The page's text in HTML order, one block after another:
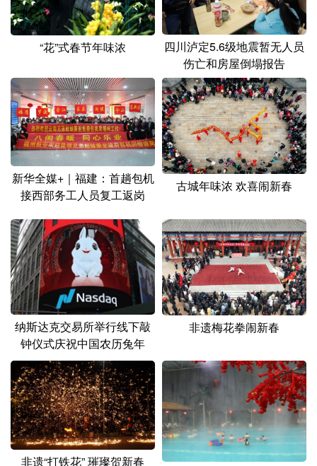
多语种频道
English Español Français عربى
日本語 한국어
Deutsch Português
“花”式春节年味浓
四川泸定5.6级地震暂无人员
伤亡和房屋倒塌报告
新华全媒+｜福建：首趟包机
接西部务工人员复工返岗
古城年味浓 欢喜闹新春
纳斯达克交易所举行线下敲
钟仪式庆祝中国农历兔年
非遗梅花拳闹新春
非遗“打铁花” 璀璨贺新春